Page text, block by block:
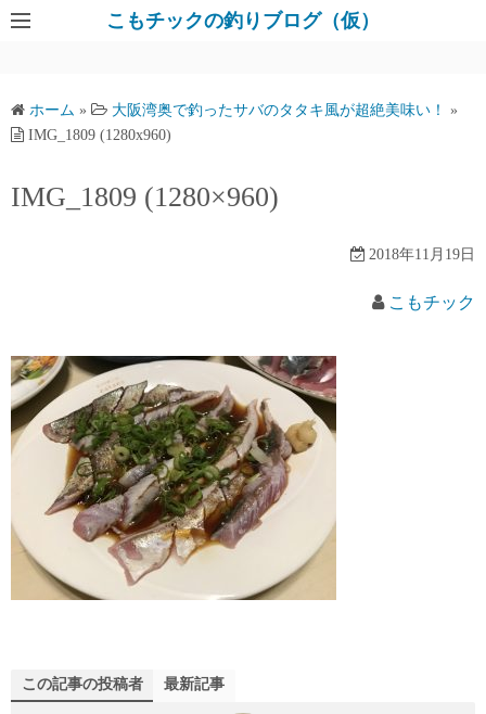
コ
ツ
キ
こもチックの釣りブログ（仮）
ホーム » 大阪湾奥で釣ったサバのタタキ風が超絶美味い！
»
IMG_1809 (1280x960)
IMG_1809 (1280×960)
2018年11月19日
こもチック
この記事の投稿者 最新記事